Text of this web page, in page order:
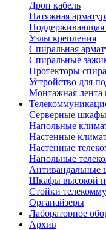
Дроп кабель
Натяжная
Поддерживающая
Узлы крепления
Спиральная
Спиральные
Протекторы
Устройство для
Монтажная лента
Серверные шкафы
Напольные
Настенные
Настенные
Напольные
Антивандальные
Шкафы высокой
Стойки
Органайзеры
Лабораторное
Архив